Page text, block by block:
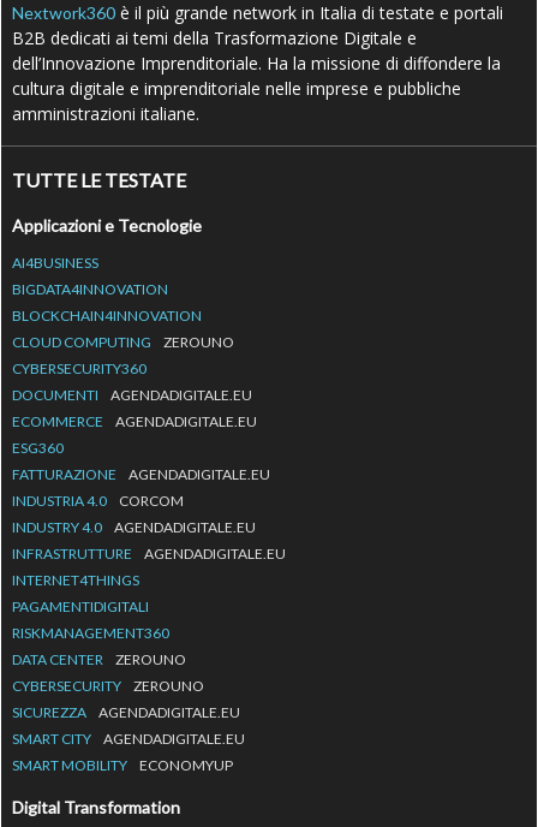
Nextwork360 è il più grande network in Italia di testate e portali
B2B dedicati ai temi della Trasformazione Digitale e
dell’Innovazione Imprenditoriale. Ha la missione di diffondere la
cultura digitale e imprenditoriale nelle imprese e pubbliche
amministrazioni italiane.
TUTTE LE TESTATE
Applicazioni e Tecnologie
AI4BUSINESS
BIGDATA4INNOVATION
BLOCKCHAIN4INNOVATION
CLOUD COMPUTING
ZEROUNO
CYBERSECURITY360
DOCUMENTI
AGENDADIGITALE.EU
ECOMMERCE
AGENDADIGITALE.EU
ESG360
FATTURAZIONE
AGENDADIGITALE.EU
INDUSTRIA 4.0
CORCOM
INDUSTRY 4.0
AGENDADIGITALE.EU
INFRASTRUTTURE
AGENDADIGITALE.EU
INTERNET4THINGS
PAGAMENTIDIGITALI
RISKMANAGEMENT360
DATA CENTER
ZEROUNO
CYBERSECURITY
ZEROUNO
SICUREZZA
AGENDADIGITALE.EU
SMART CITY
AGENDADIGITALE.EU
SMART MOBILITY
ECONOMYUP
Digital Transformation